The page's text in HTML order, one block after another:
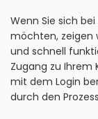
Wenn Sie sich
möchten, zeigen
und schnell
Zugang zu Ihrem
mit dem Login
durch den